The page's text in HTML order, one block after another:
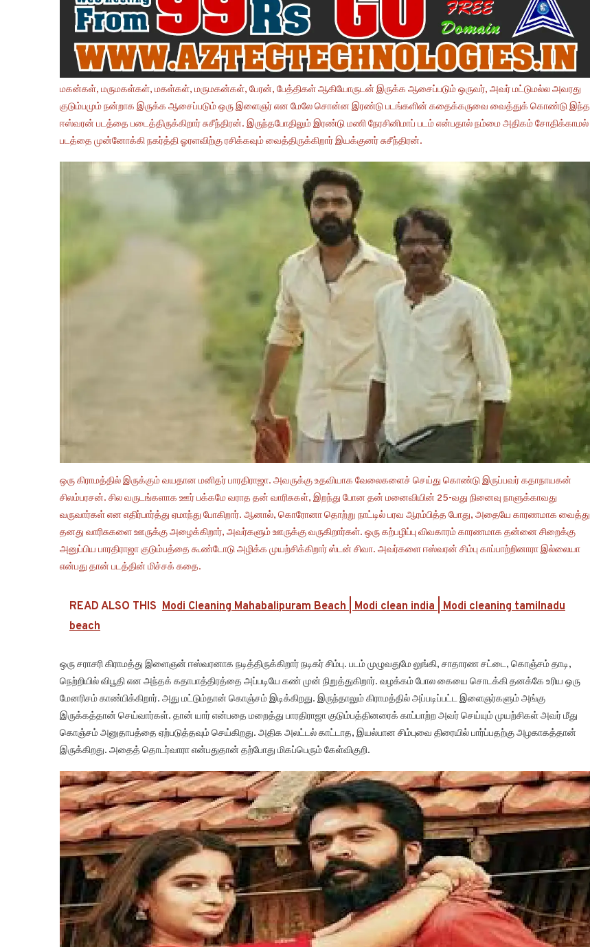
மகன்கள், மருமகள்கள், மகள்கள், மருமகன்கள், பேரன், பேத்திகள் ஆகியோருடன் இருக்க ஆசைப்படும் ஒருவர், அவர் மட்டுமல்ல அவரது
குடும்பமும் நன்றாக இருக்க ஆசைப்படும் ஒரு இளைஞர் என மேலே சொன்ன இரண்டு படங்களின் கதைக்கருவை வைத்துக் கொண்டு இந்த
ஈஸ்வரன் படத்தை படைத்திருக்கிறார் சுசீந்திரன். இருந்தபோதிலும் இரண்டு மணி நேரசினிமாப் படம் என்பதால் நம்மை அதிகம் சோதிக்காமல்
படத்தை முன்னோக்கி நகர்த்தி ஓரளவிற்கு ரசிக்கவும் வைத்திருக்கிறார் இயக்குனர் சுசீந்திரன்.
ஒரு கிராமத்தில் இருக்கும் வயதான மனிதர் பாரதிராஜா. அவருக்கு உதவியாக வேலைகளைச் செய்து கொண்டு இருப்பவர் கதாநாயகன்
சிலம்பரசன். சில வருடங்களாக ஊர் பக்கமே வராத தன் வாரிசுகள், இறந்து போன தன் மனைவியின் 25-வது நினைவு நாளுக்காவது
வருவார்கள் என எதிர்பார்த்து ஏமாந்து போகிறார். ஆனால், கொரோனா தொற்று நாட்டில் பரவ ஆரம்பித்த போது, அதையே காரணமாக வைத்து
தனது வாரிசுகளை ஊருக்கு அழைக்கிறார், அவர்களும் ஊருக்கு வருகிறார்கள். ஒரு கற்பழிப்பு விவகாரம் காரணமாக தன்னை சிறைக்கு
அனுப்பிய பாரதிராஜா குடும்பத்தை கூண்டோடு அழிக்க முயற்சிக்கிறார் ஸ்டன் சிவா. அவர்களை ஈஸ்வரன் சிம்பு காப்பாற்றினாரா இல்லையா
என்பது தான் படத்தின் மிச்சக் கதை.
READ ALSO THIS Modi Cleaning Mahabalipuram Beach | Modi clean india | Modi cleaning tamilnadu
beach
ஒரு சராசரி கிராமத்து இளைஞன் ஈஸ்வரனாக நடித்திருக்கிறார் நடிகர் சிம்பு. படம் முழுவதுமே லுங்கி, சாதாரண சட்டை, கொஞ்சம் தாடி,
நெற்றியில் விபூதி என அந்தக் கதாபாத்திரத்தை அப்படியே கண் முன் நிறுத்துகிறார். வழக்கம் போல கையை சொடக்கி தனக்கே உரிய ஒரு
மேனரிசம் காண்பிக்கிறார். அது மட்டும்தான் கொஞ்சம் இடிக்கிறது. இருந்தாலும் கிராமத்தில் அப்படிப்பட்ட இளைஞர்களும் அங்கு
இருக்கத்தான் செய்வார்கள். தான் யார் என்பதை மறைத்து பாரதிராஜா குடும்பத்தினரைக் காப்பாற்ற அவர் செய்யும் முயற்சிகள் அவர் மீது
கொஞ்சம் அனுதாபத்தை ஏற்படுத்தவும் செய்கிறது. அதிக அலட்டல் காட்டாத, இயல்பான சிம்புவை திரையில் பார்ப்பதற்கு அழகாகத்தான்
இருக்கிறது. அதைத் தொடர்வாரா என்பதுதான் தற்போது மிகப்பெரும் கேள்விகுறி.